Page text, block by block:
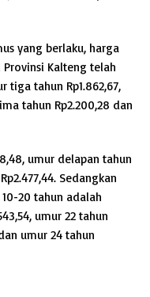
yang berlaku, harga
Kalteng telah
tiga tahun Rp1.862,67,
tahun Rp2.200,28 dan
umur delapan tahun
Sedangkan
20 tahun adalah
umur 22 tahun
umur 24 tahun